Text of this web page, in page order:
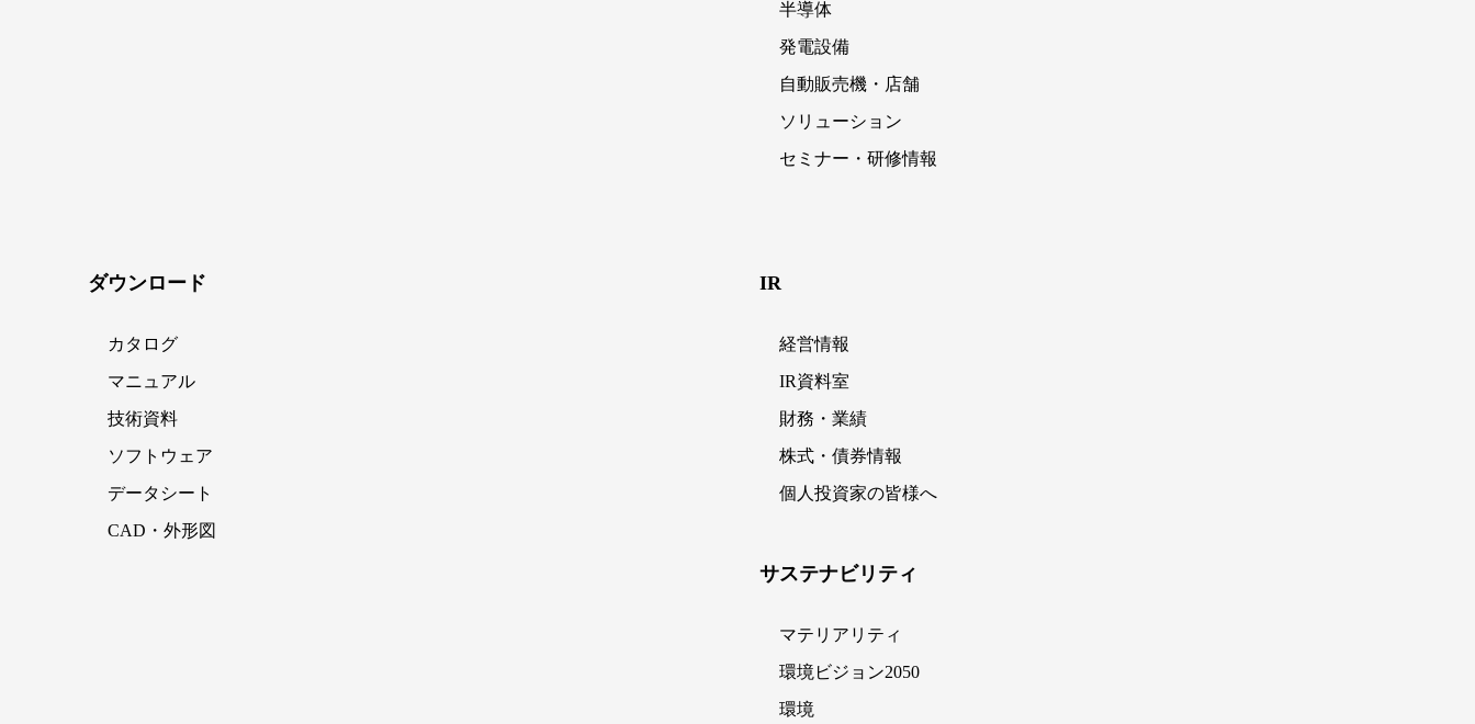
半導体
発電設備
自動販売機・店舗
ソリューション
セミナー・研修情報
ダウンロード
カタログ
マニュアル
技術資料
ソフトウェア
データシート
CAD・外形図
IR
経営情報
IR資料室
財務・業績
株式・債券情報
個人投資家の皆様へ
サステナビリティ
マテリアリティ
環境ビジョン2050
環境